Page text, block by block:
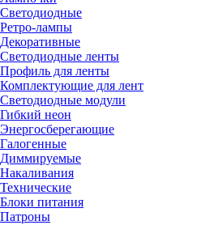
Светодиодные
Ретро-лампы
Декоративные
Светодиодные ленты
Профиль для ленты
Комплектующие для лент
Светодиодные модули
Гибкий неон
Энергосберегающие
Галогенные
Диммируемые
Накаливания
Технические
Блоки питания
Патроны